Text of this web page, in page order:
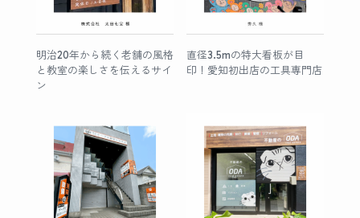
明治20年から続く老舗の風格
と教室の楽しさを伝えるサイ
ン
直径3.5mの特大看板が目
印！愛知初出店の工具専門店